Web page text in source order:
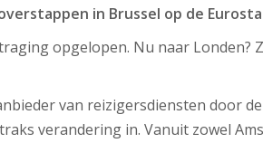
in Brussel op de
opgelopen. Nu naar Londen?
van reizigersdiensten door
verandering in. Vanuit zowel